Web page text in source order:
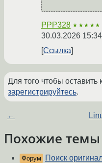
PPP328 ★★★★★
30.03.2026
Ссылка
Для того чтобы оставить
зарегистрируйтесь.
←
Похожие темы
Форум Поиск